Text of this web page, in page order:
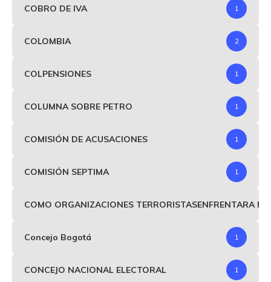
COBRO DE IVA 1
COLOMBIA 2
COLPENSIONES 1
COLUMNA SOBRE PETRO 1
COMISIÓN DE ACUSACIONES 1
COMISIÓN SEPTIMA 1
COMO ORGANIZACIONES TERRORISTASENFRENTARA
Concejo Bogotá 1
CONCEJO NACIONAL ELECTORAL 1